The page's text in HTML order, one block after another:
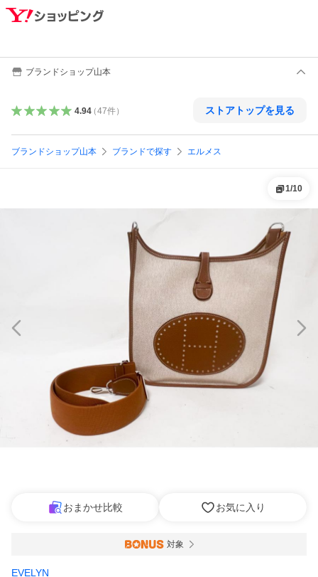
ブランドショップ山本
4.94（47件） ストアトップを見る
ブランドショップ山本 ブランドで探す エルメス
1/10
おまかせ比較 お気に入り
対象
EVELYN